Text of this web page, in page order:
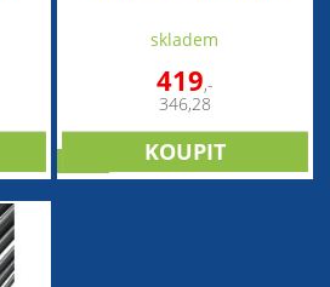
skladem
419,-
346,28